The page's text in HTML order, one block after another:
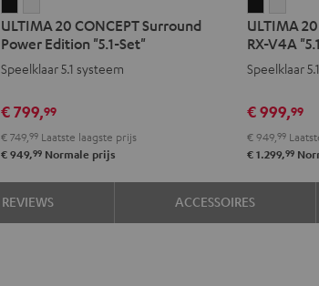
20
CONCEPT
Surround
Edition
"5.1-
Set"
Zwart
20
CONCEPT
Surround
Edition
"5.1-
Set"
Wit
ULTIMA 20 CONCEPT Surround
Power Edition "5.1-Set"
Speelklaar 5.1 systeem
€ 799,99
€ 749, 99Laatste laagste prijs
€ 949,99Normale prijs
20
Surround
+
RX-
V4A
"5.1-
Set"
20
+
RX-
V4A
"5.1-
Set"
ULTIMA
RX-V4A
Speelklaar
€ 999,99
€ 949,99
€ 1.299,99
REVIEWS ACCESSOIRES